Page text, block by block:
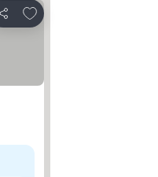
Teilen
Zu Favoriten hinzufügen